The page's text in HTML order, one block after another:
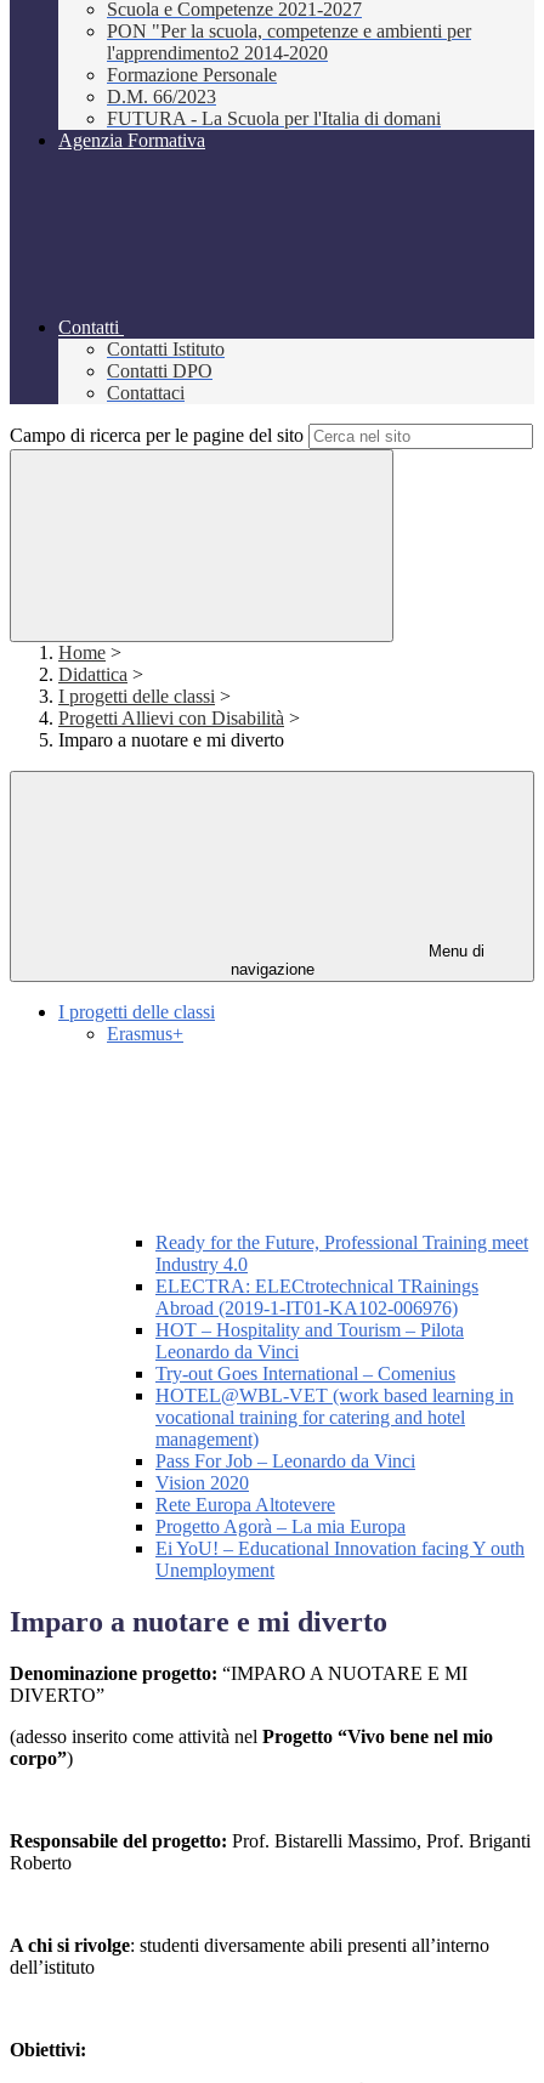
Scuola e Competenze 2021-2027
PON "Per la scuola, competenze e ambienti per
l'apprendimento2 2014-2020
Formazione Personale
D.M. 66/2023
FUTURA - La Scuola per l'Italia di domani
Agenzia Formativa
Contatti
Contatti Istituto
Contatti DPO
Contattaci
Campo di ricerca per le pagine del sito
Home >
Didattica >
I progetti delle classi >
Progetti Allievi con Disabilità >
Imparo a nuotare e mi diverto
Menu di
navigazione
I progetti delle classi
Erasmus+
Ready for the Future, Professional Training meet
Industry 4.0
ELECTRA: ELECtrotechnical TRainings
Abroad (2019-1-IT01-KA102-006976)
HOT – Hospitality and Tourism – Pilota
Leonardo da Vinci
Try-out Goes International – Comenius
HOTEL@WBL-VET (work based learning in
vocational training for catering and hotel
management)
Pass For Job – Leonardo da Vinci
Vision 2020
Rete Europa Altotevere
Progetto Agorà – La mia Europa
Ei YoU! – Educational Innovation facing Y outh
Unemployment
Imparo a nuotare e mi diverto
Denominazione progetto: “IMPARO A NUOTARE E MI
DIVERTO”
(adesso inserito come attività nel Progetto “Vivo bene nel mio
corpo”)
Responsabile del progetto: Prof. Bistarelli Massimo, Prof. Briganti
Roberto
A chi si rivolge: studenti diversamente abili presenti all’interno
dell’istituto
Obiettivi: